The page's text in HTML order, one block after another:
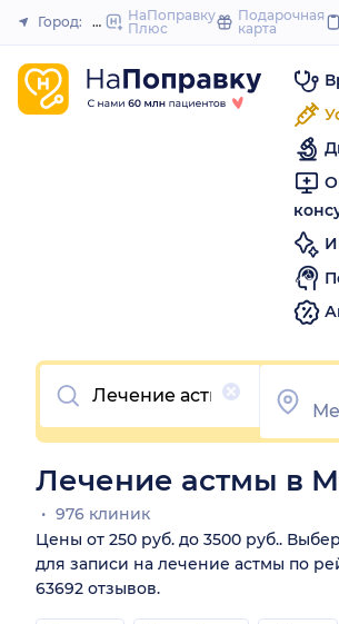
Закрыть
Город: МоскваНаПоправку
Плюс
Подарочная
карта
Очистить
Лечение астмы в
976 клиник
Цены от 250 руб. до 3500 руб..
для записи на лечение астмы по
63692 отзывов.